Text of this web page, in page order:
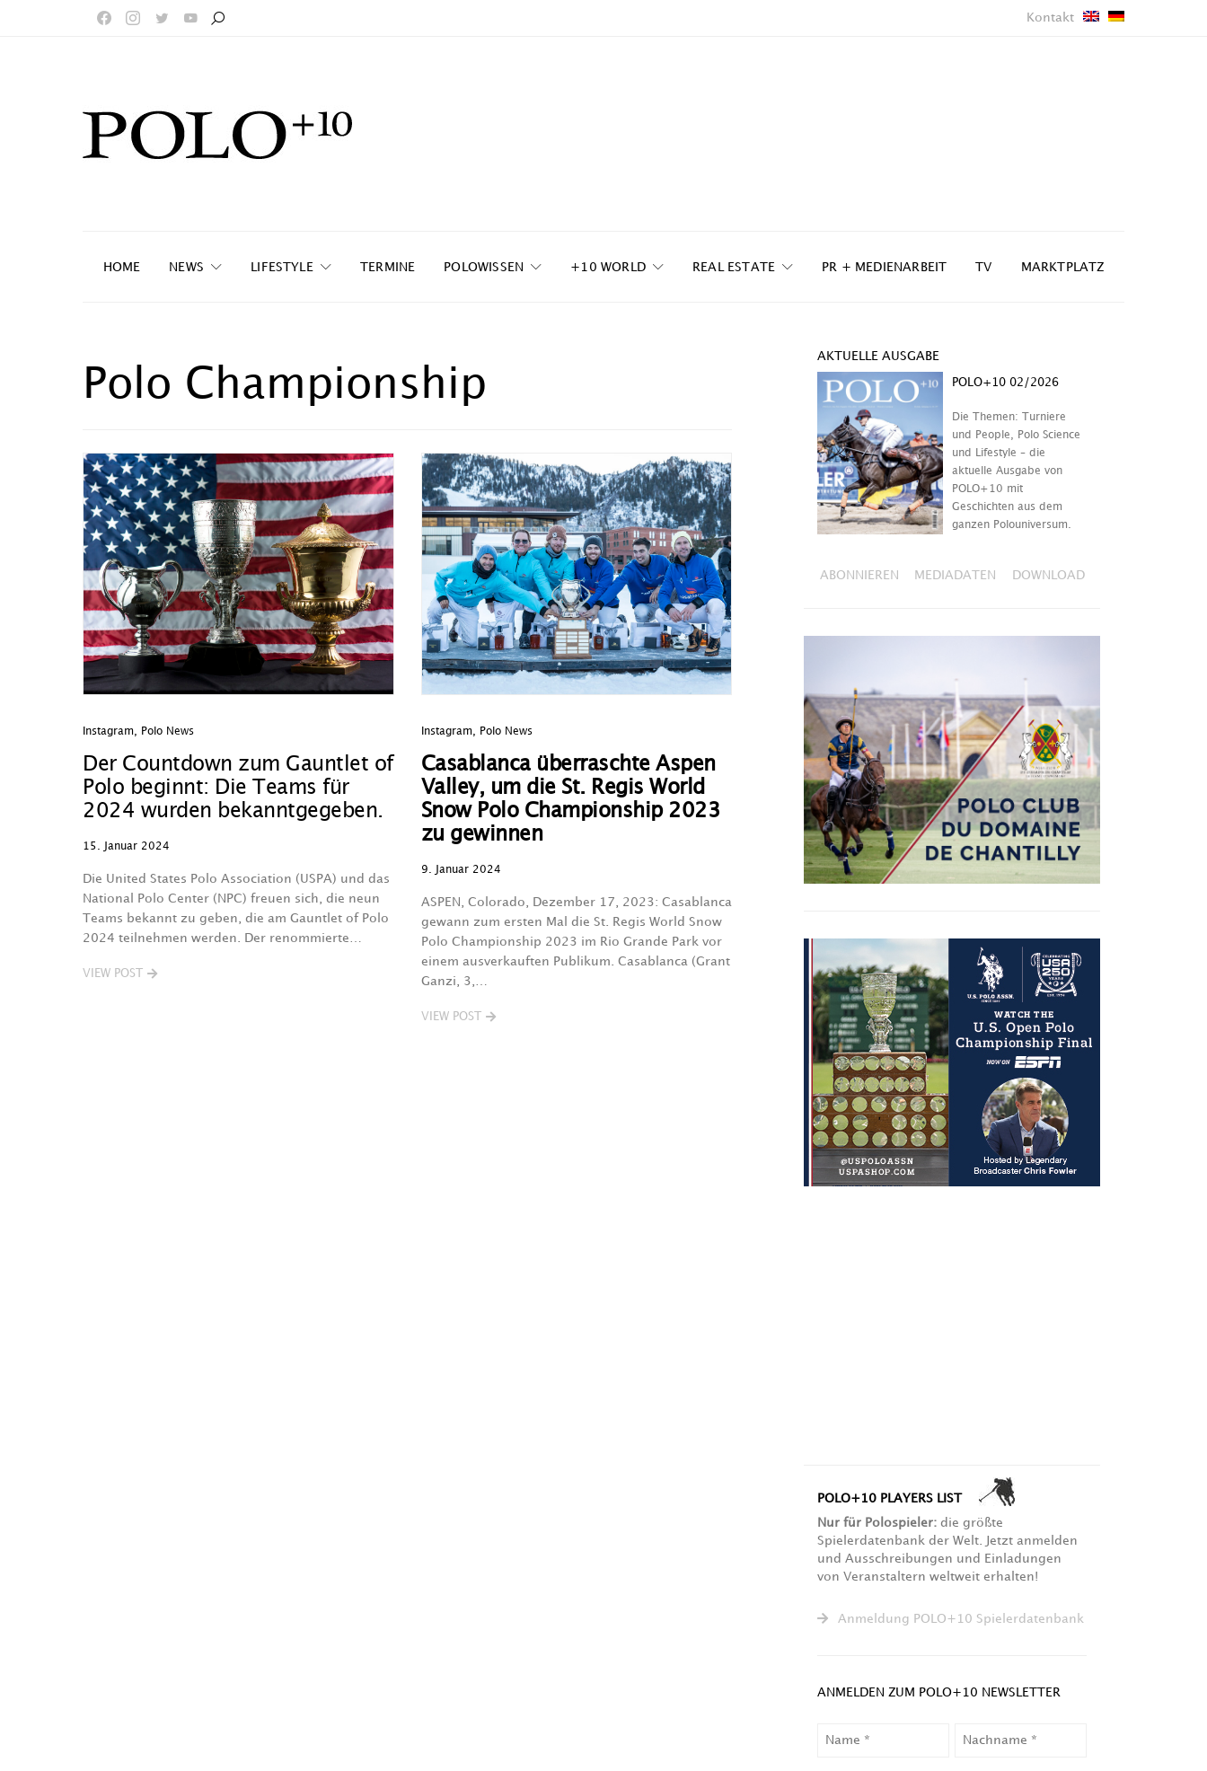
Kontakt
HOME NEWS LIFESTYLE TERMINE POLOWISSEN +10 WORLD REAL ESTATE PR + MEDIENARBEIT TV MARKTPLATZ
Polo Championship
Instagram Polo News
Der Countdown zum Gauntlet of
Polo beginnt: Die Teams für
2024 wurden bekanntgegeben.
15. Januar 2024
Die United States Polo Association (USPA) und das
National Polo Center (NPC) freuen sich, die neun
Teams bekannt zu geben, die am Gauntlet of Polo
2024 teilnehmen werden. Der renommierte…
VIEW POST
Instagram, Polo News
Casablanca überraschte Aspen
Valley, um die St. Regis World
Snow Polo Championship 2023
zu gewinnen
9. Januar 2024
ASPEN, Colorado, Dezember 17, 2023: Casablanca
gewann zum ersten Mal die St. Regis World Snow
Polo Championship 2023 im Rio Grande Park vor
einem ausverkauften Publikum. Casablanca (Grant
Ganzi, 3,…
VIEW POST
AKTUELLE AUSGABE
POLO+10 02/2026
Die Themen: Turniere
und People, Polo Science
und Lifestyle – die
aktuelle Ausgabe von
POLO+10 mit
Geschichten aus dem
ganzen Polouniversum.
ABONNIEREN MEDIADATEN DOWNLOAD
POLO+10 PLAYERS LIST
Nur für Polospieler: die größte
Spielerdatenbank der Welt. Jetzt anmelden
und Ausschreibungen und Einladungen
von Veranstaltern weltweit erhalten!
Anmeldung POLO+10 Spielerdatenbank
ANMELDEN ZUM POLO+10 NEWSLETTER